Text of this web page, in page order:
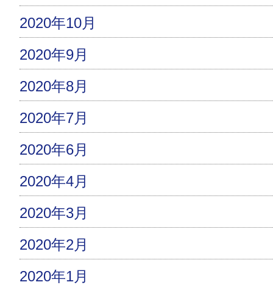
2020年10月
2020年9月
2020年8月
2020年7月
2020年6月
2020年4月
2020年3月
2020年2月
2020年1月